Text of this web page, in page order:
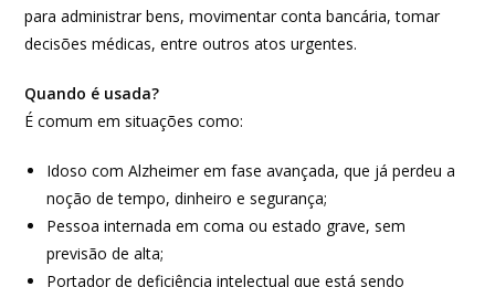
para administrar bens, movimentar conta bancária, tomar
decisões médicas, entre outros atos urgentes.
Quando é usada?
É comum em situações como:
Idoso com Alzheimer em fase avançada, que já perdeu a
noção de tempo, dinheiro e segurança;
Pessoa internada em coma ou estado grave, sem
previsão de alta;
Portador de deficiência intelectual que está sendo